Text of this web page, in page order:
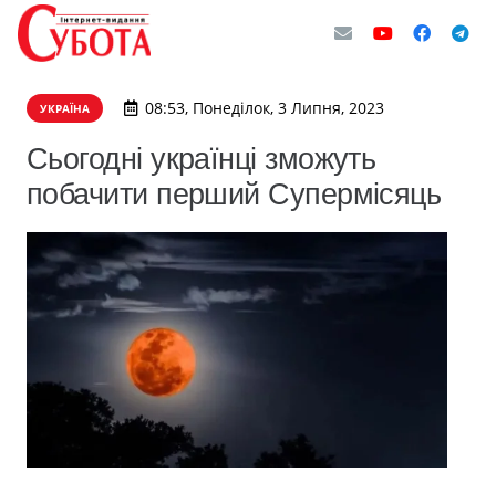
УКРАЇНА 08:53, Понеділок, 3 Липня, 2023
Сьогодні українці зможуть
побачити перший Супермісяць